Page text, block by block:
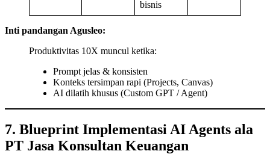
bisnis
Inti pandangan Agusleo:
Produktivitas 10X muncul ketika:
Prompt jelas & konsisten
Konteks tersimpan rapi (Projects, Canvas)
AI dilatih khusus (Custom GPT / Agent)
7. Blueprint Implementasi AI Agents ala
PT Jasa Konsultan Keuangan